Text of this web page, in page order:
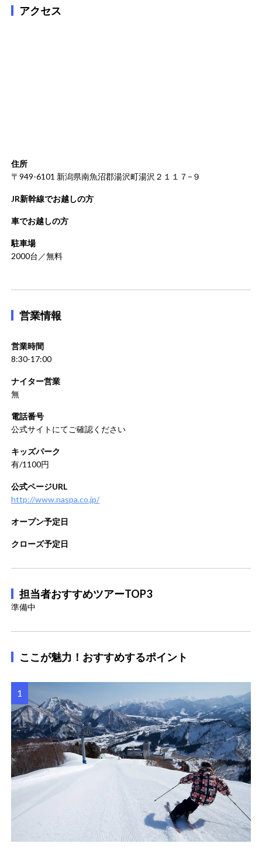
アクセス
住所
〒949-6101 新潟県南魚沼郡湯沢町湯沢２１１７−９
JR新幹線でお越しの方
車でお越しの方
駐車場
2000台／無料
営業情報
営業時間
8:30-17:00
ナイター営業
無
電話番号
公式サイトにてご確認ください
キッズパーク
有/1100円
公式ページURL
http://www.naspa.co.jp/
オープン予定日
クローズ予定日
担当者おすすめツアーTOP3
準備中
ここが魅力！おすすめするポイント